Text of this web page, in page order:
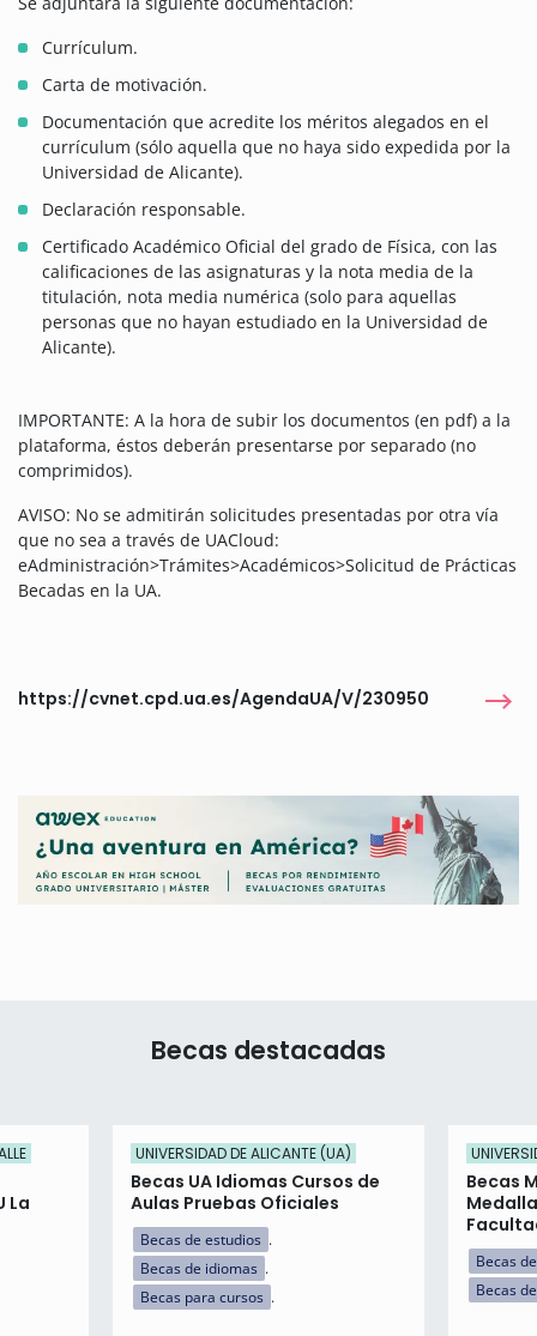
Currículum.
Carta de motivación.
Documentación que acredite los méritos alegados en el
currículum (sólo aquella que no haya sido expedida por la
Universidad de Alicante).
Declaración responsable.
Certificado Académico Oficial del grado de Física, con las
calificaciones de las asignaturas y la nota media de la
titulación, nota media numérica (solo para aquellas
personas que no hayan estudiado en la Universidad de
Alicante).
IMPORTANTE: A la hora de subir los documentos (en pdf) a la
plataforma, éstos deberán presentarse por separado (no
comprimidos).
AVISO: No se admitirán solicitudes presentadas por otra vía
que no sea a través de UACloud:
eAdministración>Trámites>Académicos>Solicitud de Prácticas
Becadas en la UA.
https://cvnet.cpd.ua.es/AgendaUA/V/230950
Becas destacadas
La
UNIVERSIDAD DE ALICANTE (UA)
Becas UA Idiomas Cursos de
Aulas Pruebas Oficiales
Becas de estudios
Becas de idiomas
Becas para cursos
Becas
Becas
Becas